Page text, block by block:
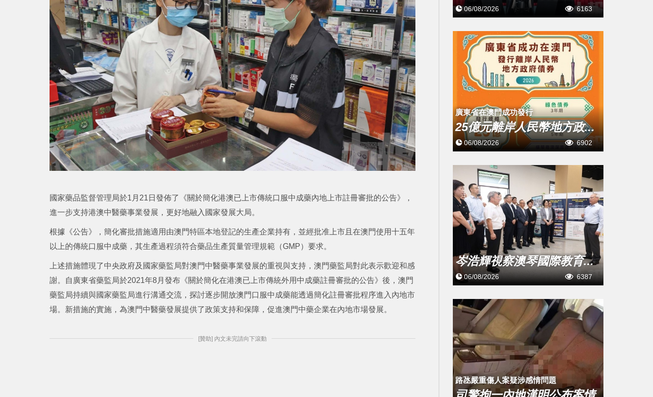
國家藥品監督管理局於1月21日發佈了《關於簡化港澳已上市傳統口服中成藥內地上市註冊審批的公告》，
進一步支持港澳中醫藥事業發展，更好地融入國家發展大局。
根據《公告》，簡化審批措施適用由澳門特區本地登記的生產企業持有，並經批准上市且在澳門使用十五年
以上的傳統口服中成藥，其生產過程須符合藥品生產質量管理規範（GMP）要求。
上述措施體現了中央政府及國家藥監局對澳門中醫藥事業發展的重視與支持，澳門藥監局對此表示歡迎和感
謝。自廣東省藥監局於2021年8月發布《關於簡化在港澳已上市傳統外用中成藥註冊審批的公告》後，澳門
藥監局持續與國家藥監局進行溝通交流，探討逐步開放澳門口服中成藥能透過簡化註冊審批程序進入內地市
場。新措施的實施，為澳門中醫藥發展提供了政策支持和保障，促進澳門中藥企業在內地市場發展。
[贊助] 內文未完請向下滾動
06/08/2026 6163
廣東省在澳門成功發行
25億元離岸人民幣地方政...
06/08/2026 6902
岑浩輝視察澳琴國際教育...
06/08/2026 6387
​路氹嚴重傷人案疑涉感情問題